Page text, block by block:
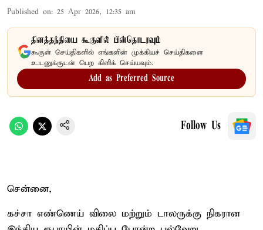
Published on: 25 Apr 2026, 12:35 am
தினத்தந்தியை கூகுளில் பின்தொடரவும்
கூகுள் செய்திகளில் எங்களின் முக்கியச் செய்திகளை
உடனுக்குடன் பெற கிளிக் செய்யவும்.
Add as Preferred Source
Follow Us
சென்னை,
கச்சா எண்ணெய் விலை மற்றும் டாலருக்கு நிகரான